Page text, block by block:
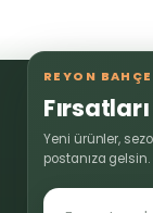
REYON
Yeni ürünler,
postanıza gelsin.